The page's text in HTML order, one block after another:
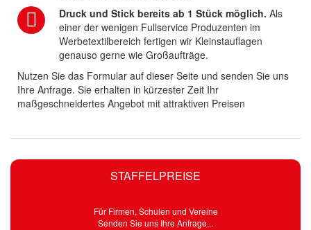
STAFFELPREISE
Für Firmen, Schulen und Vereine
Senden Sie uns Ihre Anfrage...
Druck und Stick bereits ab 1 Stück möglich. Als
einer der wenigen Fullservice Produzenten im
Werbetextilbereich fertigen wir Kleinstauflagen
genauso gerne wie Großaufträge.
Nutzen Sie das Formular auf dieser Seite und senden Sie uns
Ihre Anfrage. Sie erhalten in kürzester Zeit Ihr
maßgeschneidertes Angebot mit attraktiven Preisen